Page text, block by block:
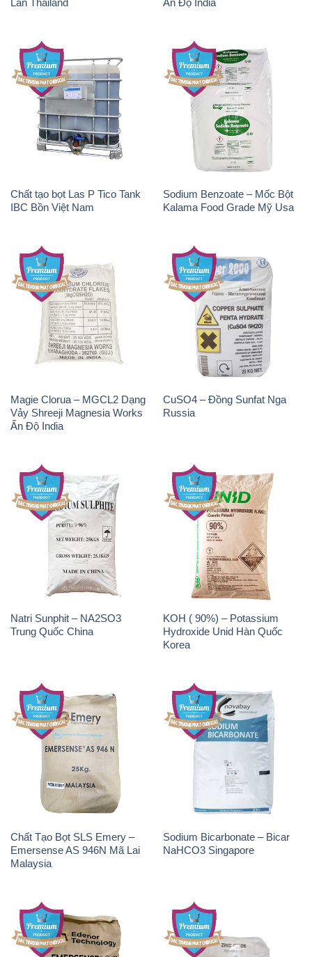
Chất tạo bọt Las P Tico Tank
IBC Bồn Việt Nam
Sodium Benzoate – Mốc Bột
Kalama Food Grade Mỹ Usa
Magie Clorua – MGCL2 Dạng
Vảy Shreeji Magnesia Works
Ấn Độ India
CuSO4 – Đồng Sunfat Nga
Russia
Natri Sunphit – NA2SO3
Trung Quốc China
KOH ( 90%) – Potassium
Hydroxide Unid Hàn Quốc
Korea
Chất Tạo Bọt SLS Emery –
Emersense AS 946N Mã Lai
Malaysia
Sodium Bicarbonate – Bicar
NaHCO3 Singapore